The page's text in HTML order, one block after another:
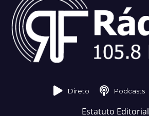
Direto Podcasts
Estatuto Editorial